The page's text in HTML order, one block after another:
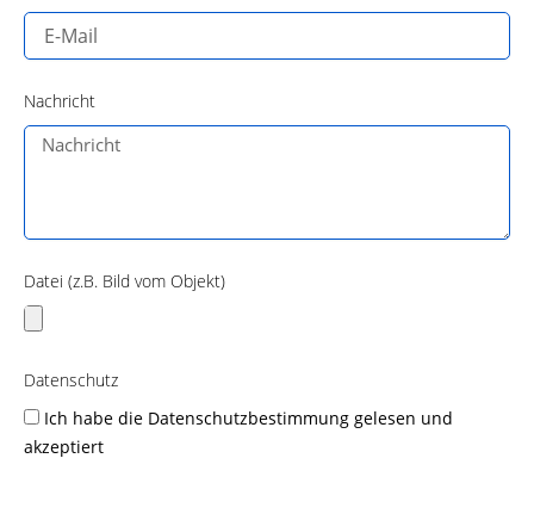
Nachricht
Datei (z.B. Bild vom Objekt)
Datenschutz
Ich habe die Datenschutzbestimmung gelesen und
akzeptiert